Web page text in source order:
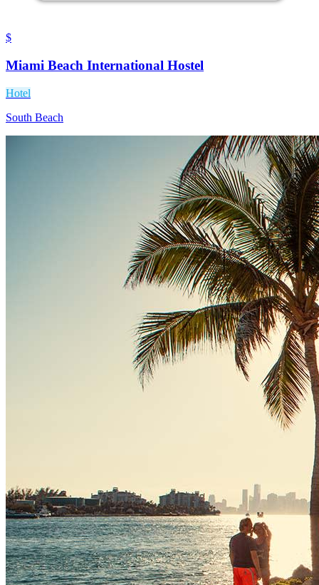
$
Miami Beach International Hostel
Hotel
South Beach